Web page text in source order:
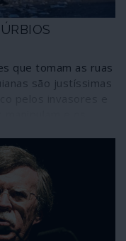
que tomam as ruas
são justíssimas
de
transformar o
dos Estados